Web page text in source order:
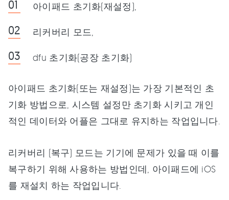
아이패드 초기화(재설정),
리커버리 모드,
dfu 초기화(공장 초기화)
아이패드 초기화(또는 재설정)는 가장 기본적인 초
기화 방법으로, 시스템 설정만 초기화 시키고 개인
적인 데이터와 어플은 그대로 유지하는 작업입니다.
리커버리 (복구) 모드는 기기에 문제가 있을 때 이를
복구하기 위해 사용하는 방법인데, 아이패드에 iOS
를 재설치 하는 작업입니다.